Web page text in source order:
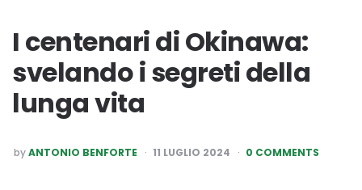
I centenari di Okinawa:
svelando i segreti della
lunga vita
POSTED
BY
byANTONIO BENFORTE 11 LUGLIO 2024 0 COMMENTS